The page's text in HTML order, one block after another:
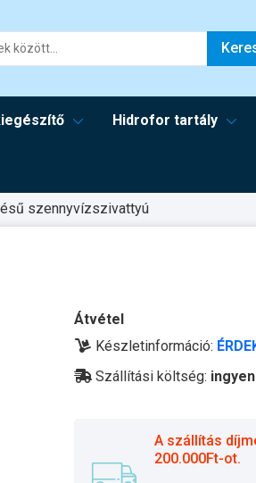
Hidrofor tartály
szennyvízszivattyú
Átvétel
Készletinformáció:
Szállítási költség:
A szállítás
200.000Ft-ot.